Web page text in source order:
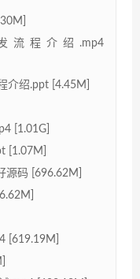
流程介绍.mp4
介绍.ppt [4.45M]
[1.01G]
[1.07M]
源码 [696.62M]
[619.19M]